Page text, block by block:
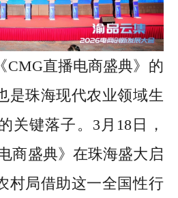
CMG直播电商盛典》的
是珠海现代农业领域生
关键落子。3月18日，
商盛典》在珠海盛大启
村局借助这一全国性行